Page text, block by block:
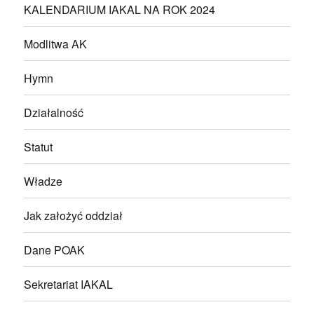
KALENDARIUM IAKAL NA ROK 2024
Modlitwa AK
Hymn
Działalność
Statut
Władze
Jak założyć oddział
Dane POAK
Sekretariat IAKAL